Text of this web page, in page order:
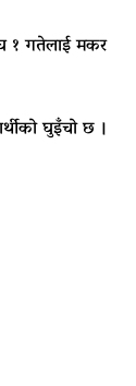
१ गतेलाई मकर
घुइँचो छ ।